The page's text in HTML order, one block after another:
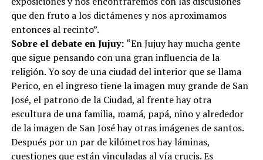
que den fruto a los dictámenes y nos aproximamos
entonces al recinto”.
Sobre el debate en Jujuy: “En Jujuy hay mucha gente
que sigue pensando con una gran influencia de la
religión. Yo soy de una ciudad del interior que se llama
Perico, en el ingreso tiene la imagen muy grande de San
José, el patrono de la Ciudad, al frente hay otra
escultura de una familia, mamá, papá, niño y alrededor
de la imagen de San José hay otras imágenes de santos.
Después por un par de kilómetros hay láminas,
cuestiones que están vinculadas al vía crucis. Es